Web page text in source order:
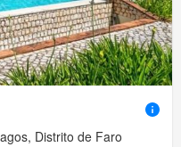
Distrito de Faro